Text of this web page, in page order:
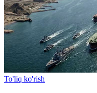
To'liq ko'rish